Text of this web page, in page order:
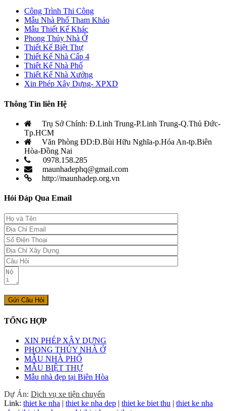
Công Trình Thi Công
Mẫu Nhà Phố Tham Khảo
Mẫu Thiết Kế Khác
Phong Thủy Nhà Ở
Thiết Kế Biệt Thự
Thiết Kế Nhà Cấp 4
Thiết Kế Nhà Phố
Thiết Kế Nhà Xưởng
Xin Phép Xây Dựng- XPXD
Thông Tin liên Hệ
Trụ Sở Chính: Đ.Linh Trung-P.Linh Trung-Q.Thủ Đức-
Tp.HCM
Văn Phòng ĐD:Đ.Bùi Hữu Nghĩa-p.Hóa An-tp.Biên
Hòa-Đồng Nai
0978.158.285
maunhadephq@gmail.com
http://maunhadep.org.vn
Hỏi Đáp Qua Email
TỔNG HỢP
XIN PHÉP XÂY DỰNG
PHONG THỦY NHÀ Ở
MẪU NHÀ PHỐ
MẪU BIỆT THỰ
Mẫu nhà đẹp tại Biên Hòa
Dự Án: Dịch vụ xe tiện chuyến
Link: thiet ke nha | thiet ke nha dep | thiet ke biet thu | thiet ke nha